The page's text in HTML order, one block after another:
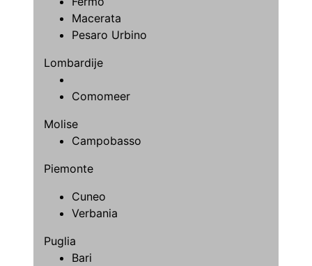
Macerata
Pesaro Urbino
Lombardije
Comomeer
Molise
Campobasso
Piemonte
Cuneo
Verbania
Puglia
Bari